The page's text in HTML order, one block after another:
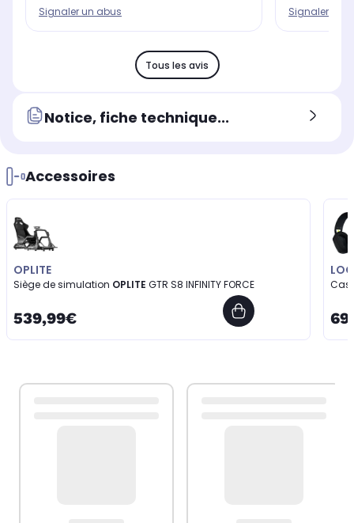
Signaler un abus
Signaler un
Tous les avis
Notice, fiche technique...
Accessoires
OPLITE
Siège de simulation OPLITE GTR S8 INFINITY FORCE
539,99€